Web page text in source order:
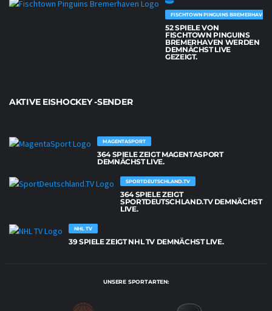
FISCHTOWN PINGUINS BREMERHAVEN
52 SPIELE VON
FISCHTOWN PINGUINS
BREMERHAVEN WERDEN
DEMNÄCHST LIVE
GEZEIGT.
AKTIVE EISHOCKEY -SENDER
MAGENTASPORT
364 SPIELE ZEIGT MAGENTASPORT
DEMNÄCHST LIVE.
SPORTDEUTSCHLAND.TV
364 SPIELE ZEIGT
SPORTDEUTSCHLAND.TV DEMNÄCHST
LIVE.
NHL TV
39 SPIELE ZEIGT NHL TV DEMNÄCHST LIVE.
UNSERE SPORTARTEN: